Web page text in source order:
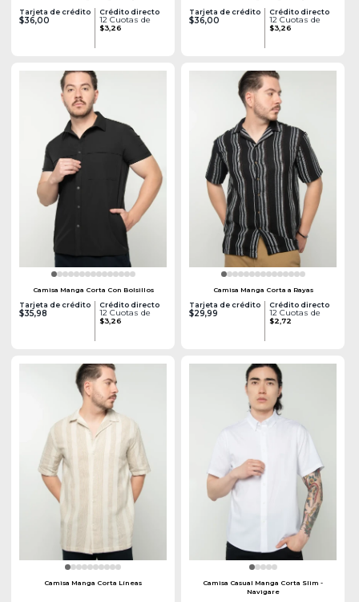
Tarjeta de crédito
$36,00
Crédito directo
12 Cuotas de
$3,26
Tarjeta de crédito
$36,00
Crédito directo
12 Cuotas de
$3,26
Camisa Manga Corta Con Bolsillos
Tarjeta de crédito
$35,98
Crédito directo
12 Cuotas de
$3,26
Camisa Manga Corta a Rayas
Tarjeta de crédito
$29,99
Crédito directo
12 Cuotas de
$2,72
Camisa Manga Corta Líneas
Camisa Casual Manga Corta Slim -
Navigare